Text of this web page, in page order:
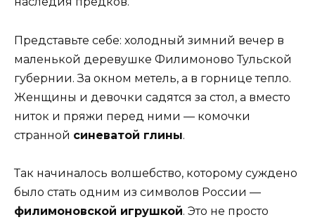
Представьте себе: холодный зимний вечер в
маленькой деревушке Филимоново Тульской
губернии. За окном метель, а в горнице тепло.
Женщины и девочки садятся за стол, а вместо
ниток и пряжи перед ними — комочки
странной синеватой глины.
Так начиналось волшебство, которому суждено
было стать одним из символов России —
филимоновской игрушкой. Это не просто